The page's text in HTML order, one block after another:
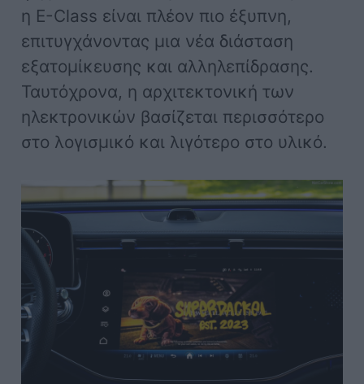
η E-Class είναι πλέον πιο έξυπνη,
επιτυγχάνοντας μια νέα διάσταση
εξατομίκευσης και αλληλεπίδρασης.
Ταυτόχρονα, η αρχιτεκτονική των
ηλεκτρονικών βασίζεται περισσότερο
στο λογισμικό και λιγότερο στο υλικό.